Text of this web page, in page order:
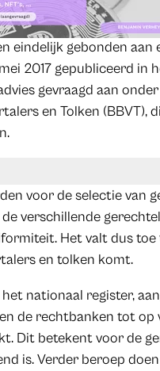
eindelijk gebonden aan
2017 gepubliceerd in
gevraagd aan
en Tolken (BBVT),
voor de selectie van
verschillende
Het valt dus
en tolken komt.
nationaal register,
de rechtbanken tot op
Dit betekent voor de
is. Verder beroep